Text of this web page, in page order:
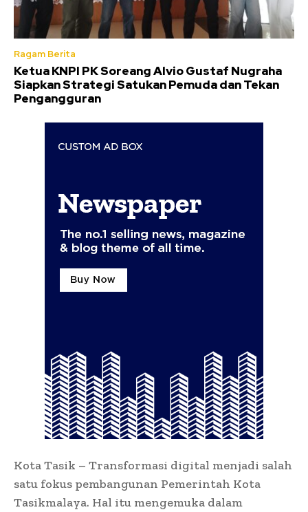
Ragam Berita
Ketua KNPI PK Soreang Alvio Gustaf Nugraha
Siapkan Strategi Satukan Pemuda dan Tekan
Pengangguran
Kota Tasik – Transformasi digital menjadi salah
satu fokus pembangunan Pemerintah Kota
Tasikmalaya. Hal itu mengemuka dalam